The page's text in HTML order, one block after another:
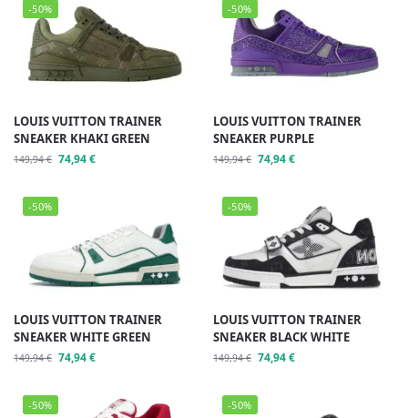
-50%
LOUIS VUITTON TRAINER
SNEAKER KHAKI GREEN
149,94€ 74,94€
-50%
LOUIS VUITTON TRAINER
SNEAKER PURPLE
149,94€ 74,94€
-50%
LOUIS VUITTON TRAINER
SNEAKER WHITE GREEN
149,94€ 74,94€
-50%
LOUIS VUITTON TRAINER
SNEAKER BLACK WHITE
149,94€ 74,94€
-50% -50%